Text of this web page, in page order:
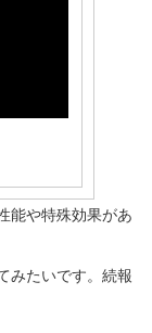
能や特殊効果があ
みたいです。続報